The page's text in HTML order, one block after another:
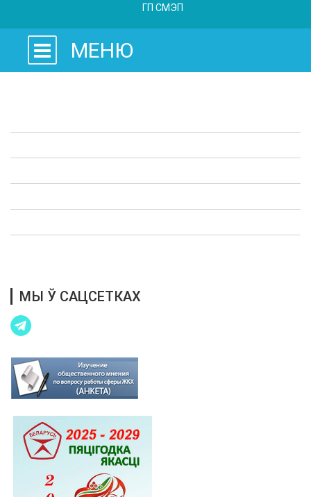
ГП СМЭП
МЕНЮ
МЫ Ў САЦСЕТКАХ